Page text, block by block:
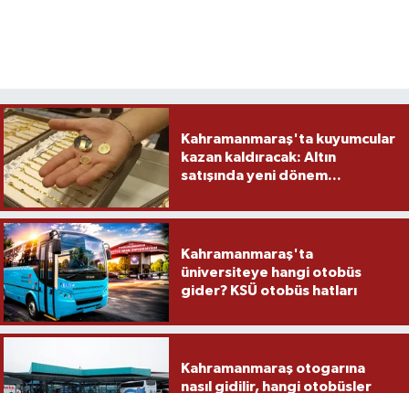
Kahramanmaraş'ta kuyumcular
kazan kaldıracak: Altın
satışında yeni dönem...
Kahramanmaraş'ta
üniversiteye hangi otobüs
gider? KSÜ otobüs hatları
Kahramanmaraş otogarına
nasıl gidilir, hangi otobüsler